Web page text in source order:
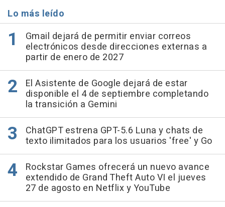
Lo más leído
Gmail dejará de permitir enviar correos
electrónicos desde direcciones externas a
partir de enero de 2027
El Asistente de Google dejará de estar
disponible el 4 de septiembre completando
la transición a Gemini
ChatGPT estrena GPT-5.6 Luna y chats de
texto ilimitados para los usuarios 'free' y Go
Rockstar Games ofrecerá un nuevo avance
extendido de Grand Theft Auto VI el jueves
27 de agosto en Netflix y YouTube